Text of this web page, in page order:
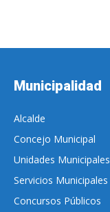
Municipalidad
Alcalde
Concejo Municipal
Unidades Municipales
Servicios Municipales
Concursos Públicos